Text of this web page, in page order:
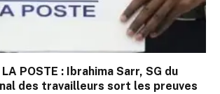
POSTE : Ibrahima Sarr, SG du
des travailleurs sort les preuves